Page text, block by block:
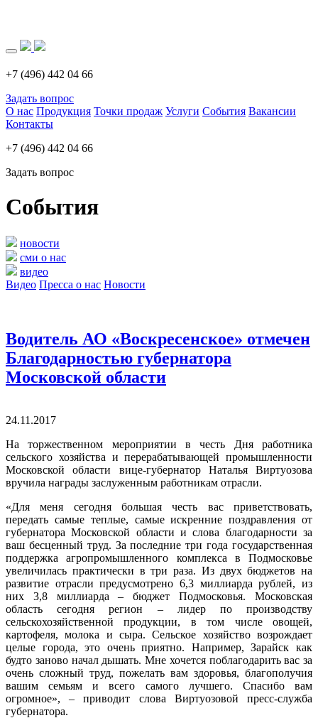
+7 (496) 442 04 66
Задать вопрос
О нас Продукция Точки продаж Услуги События Вакансии
Контакты
+7 (496) 442 04 66
Задать вопрос
События
новости
сми о нас
видео
Видео Пресса о нас Новости
Водитель АО «Воскресенское» отмечен
Благодарностью губернатора
Московской области
24.11.2017
На торжественном мероприятии в честь Дня работника
сельского хозяйства и перерабатывающей промышленности
Московской области вице-губернатор Наталья Виртуозова
вручила награды заслуженным работникам отрасли.
«Для меня сегодня большая честь вас приветствовать,
передать самые теплые, самые искренние поздравления от
губернатора Московской области и слова благодарности за
ваш бесценный труд. За последние три года государственная
поддержка агропромышленного комплекса в Подмосковье
увеличилась практически в три раза. Из двух бюджетов на
развитие отрасли предусмотрено 6,3 миллиарда рублей, из
них 3,8 миллиарда – бюджет Подмосковья. Московская
область сегодня регион – лидер по производству
сельскохозяйственной продукции, в том числе овощей,
картофеля, молока и сыра. Сельское хозяйство возрождает
целые города, это очень приятно. Например, Зарайск как
будто заново начал дышать. Мне хочется поблагодарить вас за
очень сложный труд, пожелать вам здоровья, благополучия
вашим семьям и всего самого лучшего. Спасибо вам
огромное», – приводит слова Виртуозовой пресс-служба
губернатора.